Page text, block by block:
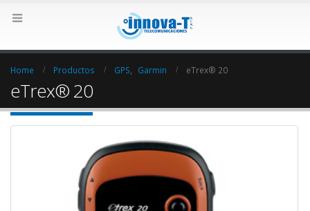
Home Productos GPS Garmin eTrex® 20
eTrex® 20